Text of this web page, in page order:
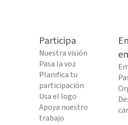
Participa
Nuestra visión
Pasa la voz
Planifica tu
participación
Usa el logo
Apoya nuestro
trabajo